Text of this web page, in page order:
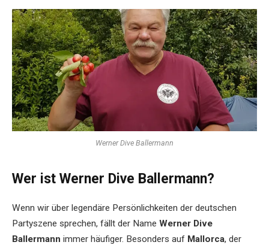
Werner Dive Ballermann
Wer ist Werner Dive Ballermann?
Wenn wir über legendäre Persönlichkeiten der deutschen
Partyszene sprechen, fällt der Name Werner Dive
Ballermann immer häufiger. Besonders auf Mallorca, der